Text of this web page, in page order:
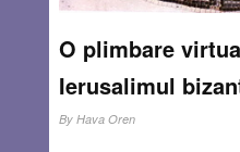
O plimbare
Ierusalimul
By Hava Oren